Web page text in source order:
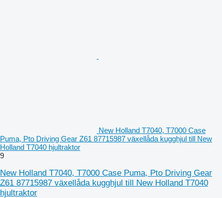
New Holland T7040, T7000 Case
Puma, Pto Driving Gear Z61 87715987 växellåda kugghjul till New
Holland T7040 hjultraktor
9
New Holland T7040, T7000 Case Puma, Pto Driving Gear
Z61 87715987 växellåda kugghjul till New Holland T7040
hjultraktor